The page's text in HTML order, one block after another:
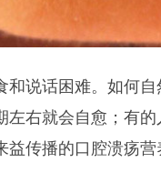
和说话困难。如何
右就会自愈；有
传播的口腔溃疡营